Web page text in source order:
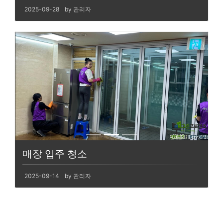
2025-09-28 by 관리자
매장 입주 청소
2025-09-14 by 관리자